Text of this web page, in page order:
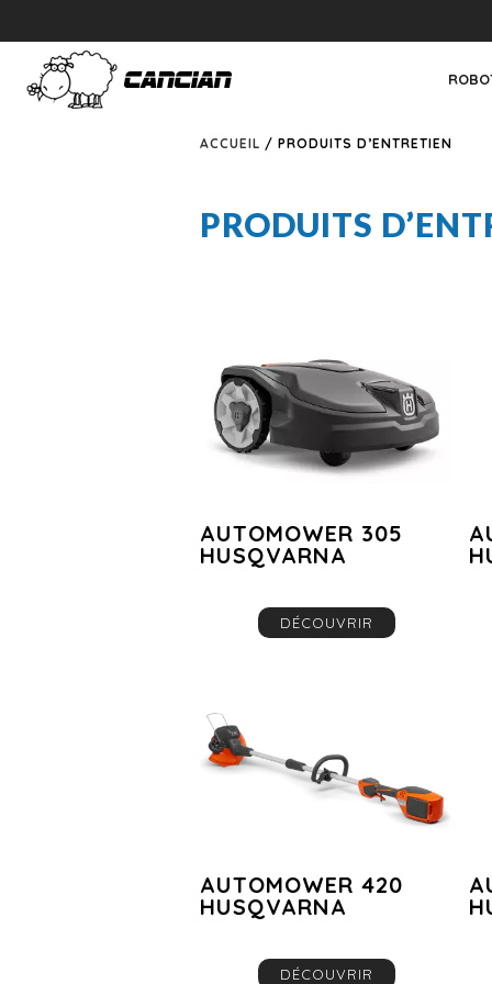
ACCUEIL / PRODUITS D’ENTRETIEN
PRODUITS
AUTOMOWER 305
HUSQVARNA
DÉCOUVRIR
AUTOMOWER 420
HUSQVARNA
DÉCOUVRIR